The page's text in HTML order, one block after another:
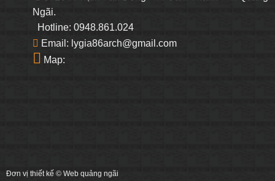
Ngãi.
Hotline: 0948.861.024
Email: lygia86arch@gmail.com
Map:
Đơn vị thiết kế © Web quảng ngãi